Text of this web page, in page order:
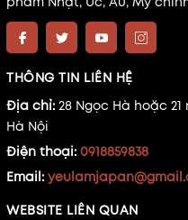
THÔNG TIN LIÊN HỆ
Địa chỉ: 28 Ngọc Hà hoặc
Hà Nội
Điện thoại: 0918859838
Email:
WEBSITE LIÊN QUAN